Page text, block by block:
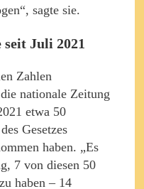
sagte sie.
Juli 2021
Zahlen
nationale Zeitung
etwa 50
Gesetzes
haben. „Es
7 von diesen 50
haben – 14